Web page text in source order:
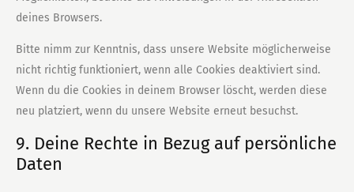
deines Browsers.
Bitte nimm zur Kenntnis, dass unsere Website möglicherweise
nicht richtig funktioniert, wenn alle Cookies deaktiviert sind.
Wenn du die Cookies in deinem Browser löscht, werden diese
neu platziert, wenn du unsere Website erneut besuchst.
9. Deine Rechte in Bezug auf persönliche
Daten